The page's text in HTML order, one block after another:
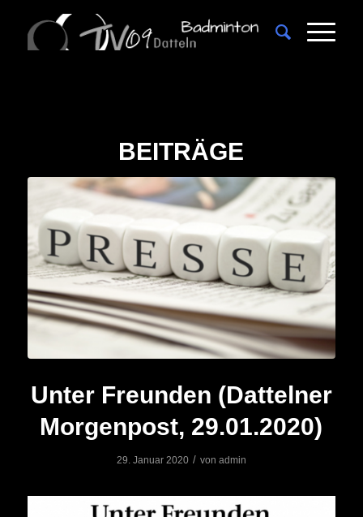
BEITRÄGE
Unter Freunden (Dattelner
Morgenpost, 29.01.2020)
29. Januar 2020 / von admin